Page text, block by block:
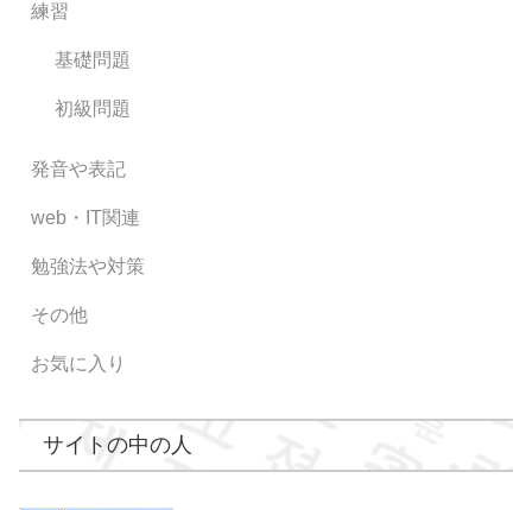
練習
基礎問題
初級問題
発音や表記
web・IT関連
勉強法や対策
その他
お気に入り
サイトの中の人